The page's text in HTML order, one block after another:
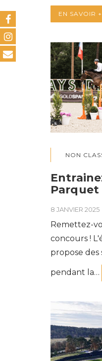
EN SAVOIR +
NON
Parquet
8 JANVIER 2025
Remettez-
concours !
propose des
pendant la…